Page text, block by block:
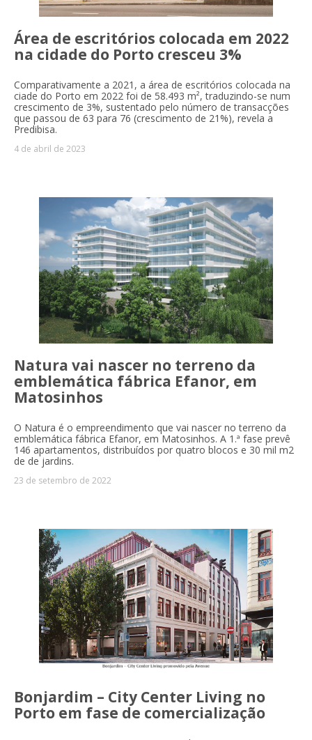
Área de escritórios colocada em 2022
na cidade do Porto cresceu 3%
Comparativamente a 2021, a área de escritórios colocada na
ciade do Porto em 2022 foi de 58.493 m², traduzindo-se num
crescimento de 3%, sustentado pelo número de transacções
que passou de 63 para 76 (crescimento de 21%), revela a
Predibisa.
4 de abril de 2023
Natura vai nascer no terreno da
emblemática fábrica Efanor, em
Matosinhos
O Natura é o empreendimento que vai nascer no terreno da
emblemática fábrica Efanor, em Matosinhos. A 1.ª fase prevê
146 apartamentos, distribuídos por quatro blocos e 30 mil m2
de de jardins.
23 de setembro de 2022
Bonjardim – City Center Living no
Porto em fase de comercialização